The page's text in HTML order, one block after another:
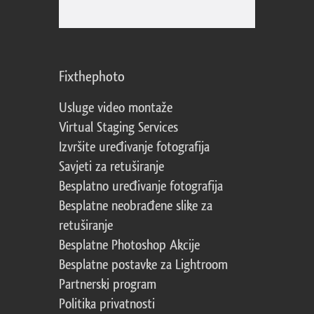
Fixthephoto
Usluge video montaže
Virtual Staging Services
Izvršite uređivanje fotografija
Savjeti za retuširanje
Besplatno uređivanje fotografija
Besplatne neobrađene slike za
retuširanje
Besplatne Photoshop Akcije
Besplatne postavke za Lightroom
Partnerski program
Politika privatnosti